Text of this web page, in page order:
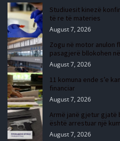
Studiuesit kinezë
të re të materies
August 7, 2026
Zogu në motor anulon
pasagjerë bllokohen
August 7, 2026
11 komuna ende s’e
financiar
August 7, 2026
Armë janë gjetur gjatë
është arrestuar një
August 7, 2026